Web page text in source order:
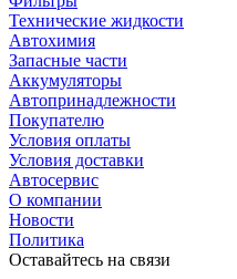
Технические жидкости
Автохимия
Запасные части
Аккумуляторы
Автопринадлежности
Покупателю
Условия оплаты
Условия доставки
Автосервис
О компании
Новости
Политика
Оставайтесь на связи